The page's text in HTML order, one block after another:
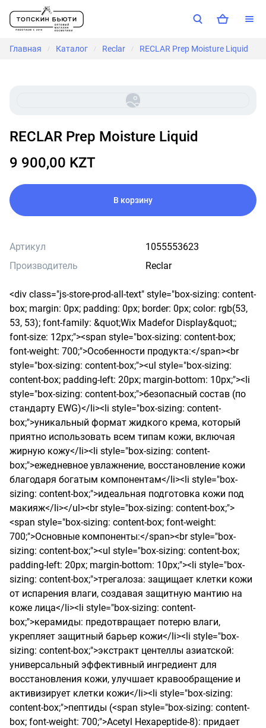
Главная / Каталог / Reclar / RECLAR Prep Moisture Liquid
RECLAR Prep Moisture Liquid
9 900,00 KZT
В корзину
Артикул
1055553623
Производитель
Reclar
<div class="js-store-prod-all-text" style="box-sizing: content-
box; margin: 0px; padding: 0px; border: 0px; color: rgb(53,
53, 53); font-family: &quot;Wix Madefor Display&quot;;
font-size: 12px;"><span style="box-sizing: content-box;
font-weight: 700;">Особенности продукта:</span><br
style="box-sizing: content-box;"><ul style="box-sizing:
content-box; padding-left: 20px; margin-bottom: 10px;"><li
style="box-sizing: content-box;">безопасный состав (по
стандарту EWG)</li><li style="box-sizing: content-
box;">уникальный формат жидкого крема, который
приятно использовать всем типам кожи, включая
жирную кожу</li><li style="box-sizing: content-
box;">ежедневное увлажнение, восстановление кожи
благодаря богатым компонентам</li><li style="box-
sizing: content-box;">идеальная подготовка кожи под
макияж</li></ul><br style="box-sizing: content-box;">
<span style="box-sizing: content-box; font-weight:
700;">Основные компоненты:</span><br style="box-
sizing: content-box;"><ul style="box-sizing: content-box;
padding-left: 20px; margin-bottom: 10px;"><li style="box-
sizing: content-box;">трегалоза: защищает клетки кожи
от испарения влаги, создавая защитную мантию на
коже лица</li><li style="box-sizing: content-
box;">керамиды: предотвращает потерю влаги,
укрепляет защитный барьер кожи</li><li style="box-
sizing: content-box;">экстракт центеллы азиатской:
универсальный эффективный ингредиент для
восстановления кожи, улучшает кравообращение и
активизирует клетки кожи</li><li style="box-sizing:
content-box;">пептиды (<span style="box-sizing: content-
box; font-weight: 700;">Acetyl Hexapeptide-8): придает